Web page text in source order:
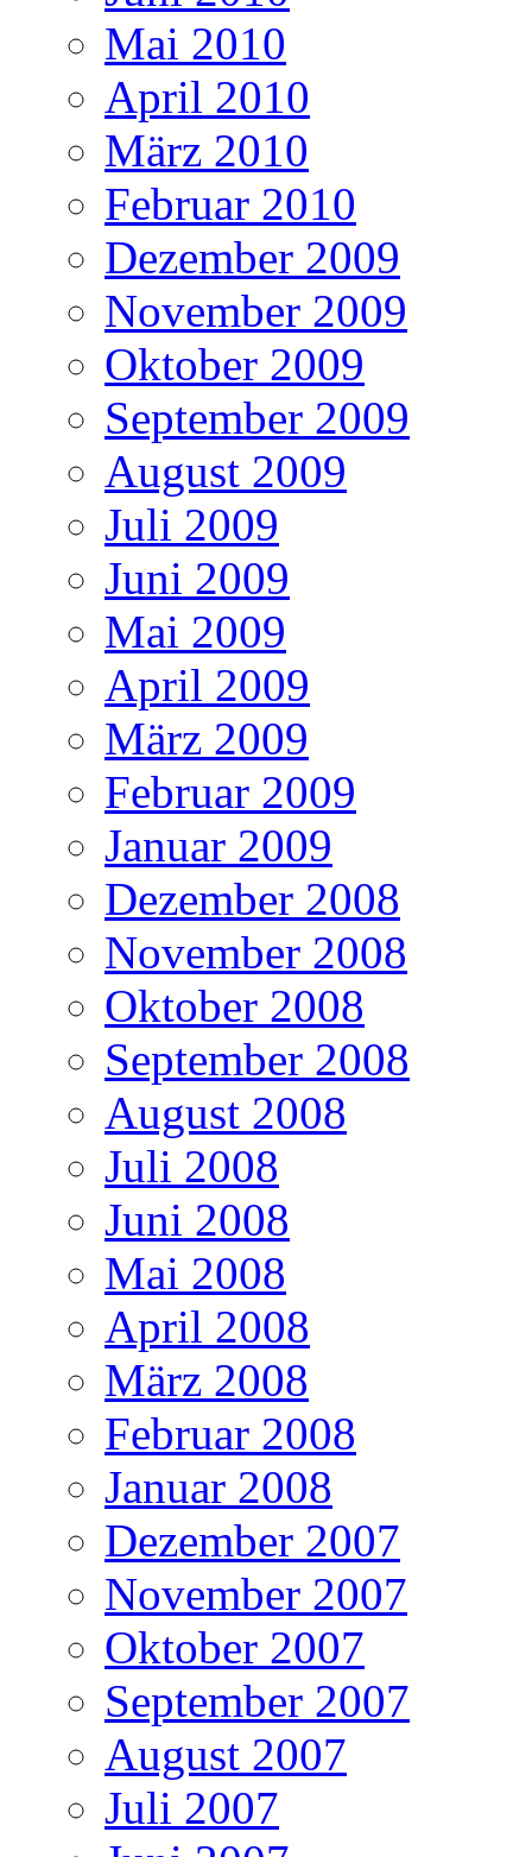
Mai 2010
April 2010
März 2010
Februar 2010
Dezember 2009
November 2009
Oktober 2009
September 2009
August 2009
Juli 2009
Juni 2009
Mai 2009
April 2009
März 2009
Februar 2009
Januar 2009
Dezember 2008
November 2008
Oktober 2008
September 2008
August 2008
Juli 2008
Juni 2008
Mai 2008
April 2008
März 2008
Februar 2008
Januar 2008
Dezember 2007
November 2007
Oktober 2007
September 2007
August 2007
Juli 2007